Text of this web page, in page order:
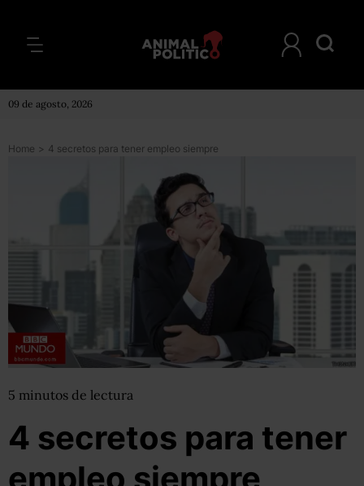
09 de agosto, 2026
Home > 4 secretos para tener empleo siempre
5 minutos de lectura
4 secretos para tener